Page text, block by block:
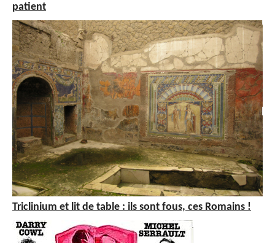
patient
Triclinium et lit de table : ils sont fous, ces Romains !